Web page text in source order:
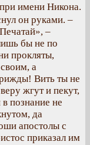
при имени Никона.
он руками. –
–
бы не по
прокляты,
а
Вить ты не
жгут и пекут,
познание не
да
апостолы с
приказал им